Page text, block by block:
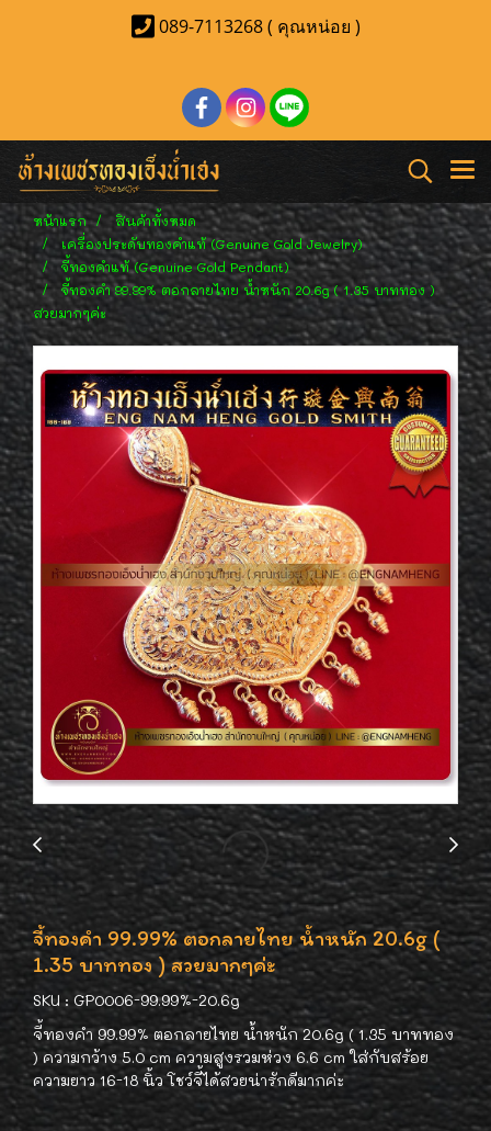
089-7113268 ( คุณหน่อย )
หน้าแรก
สินค้าทั้งหมด
เครื่องประดับทองคำแท้ (Genuine Gold Jewelry)
จี้ทองคำแท้ (Genuine Gold Pendant)
จี้ทองคำ 99.99% ตอกลายไทย น้ำหนัก 20.6g ( 1.35 บาททอง )
สวยมากๆค่ะ
จี้ทองคำ 99.99% ตอกลายไทย น้ำหนัก 20.6g (
1.35 บาททอง ) สวยมากๆค่ะ
SKU : GP0006-99.99%-20.6g
จี้ทองคำ 99.99% ตอกลายไทย น้ำหนัก 20.6g ( 1.35 บาททอง
) ความกว้าง 5.0 cm ความสูงรวมห่วง 6.6 cm ใส่กับสร้อย
ความยาว 16-18 นิ้ว โชว์จี้ได้สวยน่ารักดีมากค่ะ